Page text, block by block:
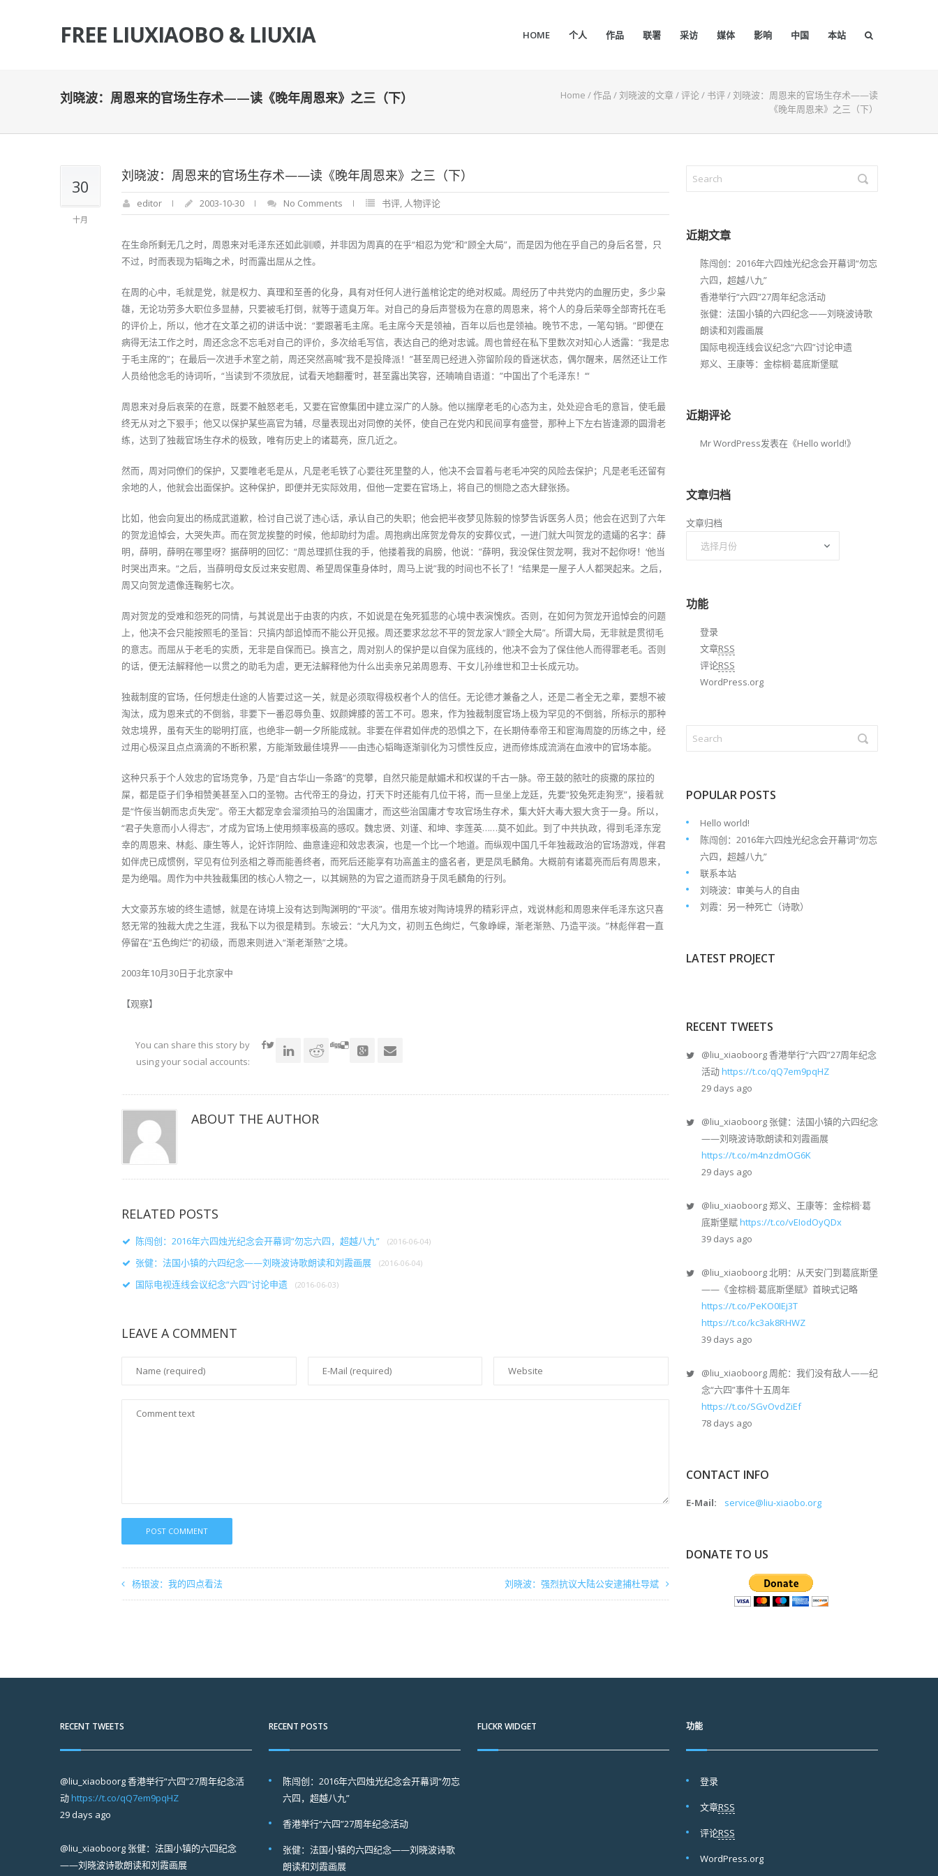
FREE LIUXIAOBO & LIUXIA HOME 个人 作品 联署 采访 媒体 影响 中国 本站
刘晓波：周恩来的官场生存术——读《晚年周恩来》之三（下） Home /作品 /刘晓波的文章/评论/ 书评/刘晓波：周恩来的官场生存术——读
《晚年周恩来》之三（下）
30
十月
刘晓波：周恩来的官场生存术——读《晚年周恩来》之三（下）
editor 2003-10-30 No Comments 书评, 人物评论
在生命所剩无几之时，周恩来对毛泽东还如此驯顺，并非因为周真的在乎“相忍为党”和“顾全大局”，而是因为他在乎自己的身后名誉，只
不过，时而表现为韬晦之术，时而露出屈从之性。
在周的心中，毛就是党，就是权力、真理和至善的化身，具有对任何人进行盖棺论定的绝对权威。周经历了中共党内的血腥历史，多少枭
雄，无论功劳多大职位多显赫，只要被毛打倒，就等于遗臭万年。对自己的身后声誉极为在意的周恩来，将个人的身后荣辱全部寄托在毛
的评价上，所以，他才在文革之初的讲话中说：“要跟著毛主席。毛主席今天是领袖，百年以后也是领袖。晚节不忠，一笔勾销。”即便在
病得无法工作之时，周还念念不忘毛对自己的评价，多次给毛写信，表达自己的绝对忠诚。周也曾经在私下里数次对知心人透露：“我是忠
于毛主席的”；在最后一次进手术室之前，周还突然高喊“我不是投降派！”甚至周已经进入弥留阶段的昏迷状态，偶尔醒来，居然还让工作
人员给他念毛的诗词听，“当读到‘不须放屁，试看天地翻覆’时，甚至露出笑容，还喃喃自语道：”中国出了个毛泽东！‘“
周恩来对身后哀荣的在意，既要不触怒老毛，又要在官僚集团中建立深广的人脉。他以揣摩老毛的心态为主，处处迎合毛的意旨，使毛最
终无从对之下狠手；他又以保护某些高官为辅，尽量表现出对同僚的关怀，使自己在党内和民间享有盛誉，那种上下左右皆逢源的圆滑老
练，达到了独裁官场生存术的极致，唯有历史上的诸葛亮，庶几近之。
然而，周对同僚们的保护，又要唯老毛是从，凡是老毛铁了心要往死里整的人，他决不会冒着与老毛冲突的风险去保护；凡是老毛还留有
余地的人，他就会出面保护。这种保护，即便并无实际效用，但他一定要在官场上，将自己的恻隐之态大肆张扬。
比如，他会向复出的杨成武道歉，检讨自己说了违心话，承认自己的失职；他会把半夜梦见陈毅的惊梦告诉医务人员；他会在迟到了六年
的贺龙追悼会，大哭失声。而在贺龙挨整的时候，他却助纣为虐。周抱病出席贺龙骨灰的安葬仪式，一进门就大叫贺龙的遗孀的名字：薛
明，薛明，薛明在哪里呀？据薛明的回忆：“周总理抓住我的手，他搂着我的肩膀，他说：”薛明，我没保住贺龙啊，我对不起你呀！‘他当
时哭出声来。“之后，当薛明母女反过来安慰周、希望周保重身体时，周马上说”我的时间也不长了！“结果是一屋子人人都哭起来。之后，
周又向贺龙遗像连鞠躬七次。
周对贺龙的受难和怨死的同情，与其说是出于由衷的内疚，不如说是在兔死狐悲的心境中表演愧疚。否则，在如何为贺龙开追悼会的问题
上，他决不会只能按照毛的圣旨：只搞内部追悼而不能公开见报。周还要求忿忿不平的贺龙家人“顾全大局”。所谓大局，无非就是贯彻毛
的意志。而屈从于老毛的实质，无非是自保而已。换言之，周对别人的保护是以自保为底线的，他决不会为了保住他人而得罪老毛。否则
的话，便无法解释他一以贯之的助毛为虐，更无法解释他为什么出卖亲兄弟周恩寿、干女儿孙维世和卫士长成元功。
独裁制度的官场，任何想走仕途的人皆要过这一关，就是必须取得极权者个人的信任。无论德才兼备之人，还是二者全无之辈，要想不被
淘汰，成为恩来式的不倒翁，非要下一番忍辱负重、奴颜婢膝的苦工不可。恩来，作为独裁制度官场上极为罕见的不倒翁，所标示的那种
效忠境界，虽有天生的聪明打底，也绝非一朝一夕所能成就。非要在伴君如伴虎的恐惧之下，在长期侍奉帝王和宦海周旋的历练之中，经
过用心极深且点点滴滴的不断积累，方能渐致最佳境界——由违心韬晦逐渐驯化为习惯性反应，进而修炼成流淌在血液中的官场本能。
这种只系于个人效忠的官场竞争，乃是“自古华山一条路”的竞攀，自然只能是献媚术和权谋的千古一脉。帝王鼓的脓吐的痰撒的尿拉的
屎，都是臣子们争相赞美甚至入口的圣物。古代帝王的身边，打天下时还能有几位干将，而一旦坐上龙廷，先要“狡兔死走狗烹”，接着就
是“忤佞当朝而忠贞失宠”。帝王大都宠幸会溜须拍马的治国庸才，而这些治国庸才专攻官场生存术，集大奸大毒大狠大贪于一身。所以，
“君子失意而小人得志”，才成为官场上使用频率极高的感叹。魏忠贤、刘谨、和坤、李莲英……莫不如此。到了中共执政，得到毛泽东宠
幸的周恩来、林彪、康生等人，论奸诈阴险、曲意逢迎和效忠表演，也是一个比一个地道。而纵观中国几千年独裁政治的官场游戏，伴君
如伴虎已成惯例，罕见有位列丞相之尊而能善终者，而死后还能享有功高盖主的盛名者，更是凤毛麟角。大概前有诸葛亮而后有周恩来，
是为绝唱。周作为中共独裁集团的核心人物之一，以其娴熟的为官之道而跻身于凤毛麟角的行列。
大文豪苏东坡的终生遗憾，就是在诗境上没有达到陶渊明的“平淡”。借用东坡对陶诗境界的精彩评点，戏说林彪和周恩来伴毛泽东这只喜
怒无常的独裁大虎之生涯，我私下以为很是精到。东坡云：“大凡为文，初则五色绚烂，气象峥嵘，渐老渐熟、乃造平淡。”林彪伴君一直
停留在“五色绚烂”的初级，而恩来则进入“渐老渐熟”之境。
2003年10月30日于北京家中
【观察】
You can share this story by
using your social accounts:
ABOUT THE AUTHOR
RELATED POSTS
陈闯创：2016年六四烛光纪念会开幕词“勿忘六四，超越八九” (2016-06-04)
张健：法国小镇的六四纪念——刘晓波诗歌朗读和刘霞画展 (2016-06-04)
国际电视连线会议纪念“六四”讨论申遗 (2016-06-03)
LEAVE A COMMENT
杨银波：我的四点看法 刘晓波：强烈抗议大陆公安逮捕杜导斌
近期文章
陈闯创：2016年六四烛光纪念会开幕词“勿忘
六四，超越八九”
香港举行“六四”27周年纪念活动
张健：法国小镇的六四纪念——刘晓波诗歌
朗读和刘霞画展
国际电视连线会议纪念“六四”讨论申遗
郑义、王康等：金棕榈·葛底斯堡赋
近期评论
Mr WordPress发表在《Hello world!》
文章归档
文章归档
功能
登录
文章RSS
评论RSS
WordPress.org
POPULAR POSTS
Hello world!
陈闯创：2016年六四烛光纪念会开幕词“勿忘
六四，超越八九”
联系本站
刘晓波：审美与人的自由
刘霞：另一种死亡（诗歌）
LATEST PROJECT
RECENT TWEETS
@liu_xiaoboorg香港举行“六四”27周年纪念
活动https://t.co/qQ7em9pqHZ
29 days ago
@liu_xiaoboorg张健：法国小镇的六四纪念
——刘晓波诗歌朗读和刘霞画展
https://t.co/m4nzdmOG6K
29 days ago
@liu_xiaoboorg郑义、王康等：金棕榈·葛
底斯堡赋https://t.co/vEIodOyQDx
39 days ago
@liu_xiaoboorg北明：从天安门到葛底斯堡
——《金棕榈·葛底斯堡赋》首映式记略
https://t.co/PeKO0IEj3T
https://t.co/kc3ak8RHWZ
39 days ago
@liu_xiaoboorg周舵：我们没有敌人——纪
念“六四”事件十五周年
https://t.co/SGvOvdZiEf
78 days ago
CONTACT INFO
E-Mail: service@liu-xiaobo.org
DONATE TO US
RECENT TWEETS
@liu_xiaoboorg香港举行“六四”27周年纪念活
动 https://t.co/qQ7em9pqHZ
29 days ago
@liu_xiaoboorg 张健：法国小镇的六四纪念
——刘晓波诗歌朗读和刘霞画展
RECENT POSTS
陈闯创：2016年六四烛光纪念会开幕词“勿忘
六四，超越八九”
香港举行“六四”27周年纪念活动
张健：法国小镇的六四纪念——刘晓波诗歌
朗读和刘霞画展
FLICKR WIDGET 功能
登录
文章RSS
评论RSS
WordPress.org